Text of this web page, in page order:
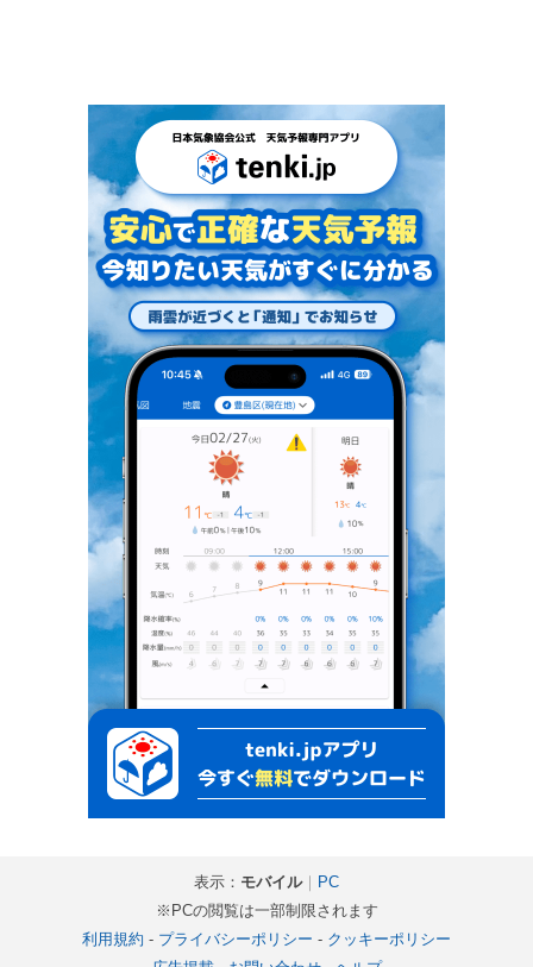
表示： モバイル｜
PC
※PCの閲覧は一部制限されます
利用規約 - プライバシーポリシー - クッキーポリシー